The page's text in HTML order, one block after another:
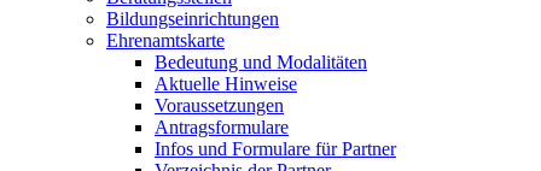
Bildungseinrichtungen
Ehrenamtskarte
Bedeutung und Modalitäten
Aktuelle Hinweise
Voraussetzungen
Antragsformulare
Infos und Formulare für Partner